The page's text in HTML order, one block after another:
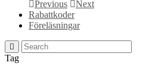
Previous
Next
Rabattkoder
Föreläsningar
Tag